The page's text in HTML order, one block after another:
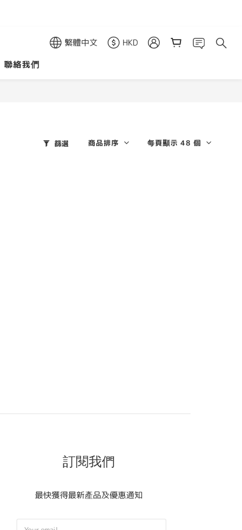
繁體中文
HKD
聯絡我們
篩選 商品排序 每頁顯示 48 個
訂閱我們
最快獲得最新產品及優惠通知